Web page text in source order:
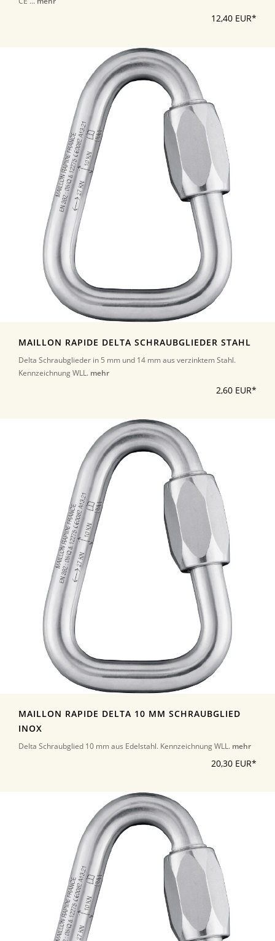
12,40 EUR*
MAILLON RAPIDE DELTA SCHRAUBGLIEDER STAHL
Delta Schraubglieder in 5 mm und 14 mm aus verzinktem Stahl.
Kennzeichnung WLL. mehr
2,60 EUR*
MAILLON RAPIDE DELTA 10 MM SCHRAUBGLIED
INOX
Delta Schraubglied 10 mm aus Edelstahl. Kennzeichnung WLL. mehr
20,30 EUR*